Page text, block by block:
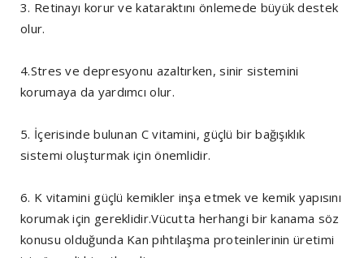
3. Retinayı korur ve kataraktını önlemede büyük destek
olur.
4.Stres ve depresyonu azaltırken, sinir sistemini
korumaya da yardımcı olur.
5. İçerisinde bulunan C vitamini, güçlü bir bağışıklık
sistemi oluşturmak için önemlidir.
6. K vitamini güçlü kemikler inşa etmek ve kemik yapısını
korumak için gereklidir.Vücutta herhangi bir kanama söz
konusu olduğunda Kan pıhtılaşma proteinlerinin üretimi